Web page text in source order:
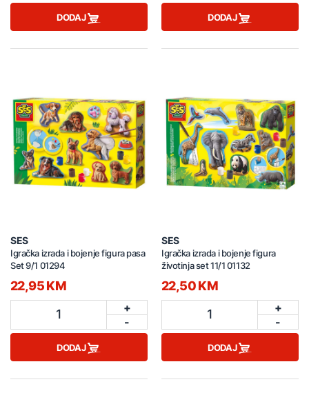
DODAJ DODAJ
SES
Igračka izrada i bojenje figura pasa
Set 9/1 01294
22,95 KM
1
+
-
DODAJ
SES
Igračka izrada i bojenje figura
životinja set 11/1 01132
22,50 KM
1
+
-
DODAJ